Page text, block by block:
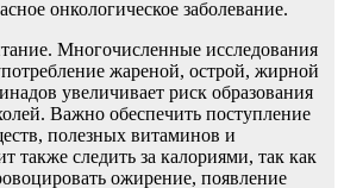
онкологическое заболевание.
Многочисленные исследования
жареной, острой, жирной
увеличивает риск образования
Важно обеспечить поступление
полезных витаминов и
также следить за калориями, так как
ожирение, появление